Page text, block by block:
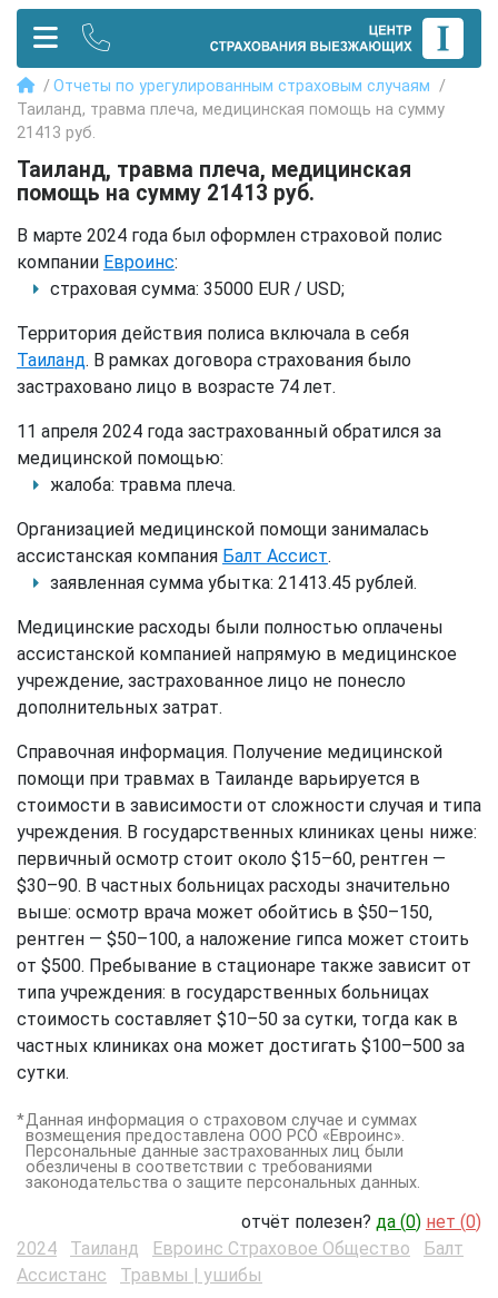
Отчеты по урегулированным страховым случаям
Таиланд, травма плеча, медицинская помощь на сумму
21413 руб.
Таиланд, травма плеча, медицинская
помощь на сумму 21413 руб.
В марте 2024 года был оформлен страховой полис
компании Евроинс:
страховая сумма: 35000 EUR / USD;
Территория действия полиса включала в себя
Таиланд. В рамках договора страхования было
застраховано лицо в возрасте 74 лет.
11 апреля 2024 года застрахованный обратился за
медицинской помощью:
жалоба: травма плеча.
Организацией медицинской помощи занималась
ассистанская компания Балт Ассист.
заявленная сумма убытка: 21413.45 рублей.
Медицинские расходы были полностью оплачены
ассистанской компанией напрямую в медицинское
учреждение, застрахованное лицо не понесло
дополнительных затрат.
Справочная информация. Получение медицинской
помощи при травмах в Таиланде варьируется в
стоимости в зависимости от сложности случая и типа
учреждения. В государственных клиниках цены ниже:
первичный осмотр стоит около $15–60, рентген —
$30–90. В частных больницах расходы значительно
выше: осмотр врача может обойтись в $50–150,
рентген — $50–100, а наложение гипса может стоить
от $500. Пребывание в стационаре также зависит от
типа учреждения: в государственных больницах
стоимость составляет $10–50 за сутки, тогда как в
частных клиниках она может достигать $100–500 за
сутки.
Данная информация о страховом случае и суммах
возмещения предоставлена ООО РСО «Евроинс».
Персональные данные застрахованных лиц были
обезличены в соответствии с требованиями
законодательства о защите персональных данных.
отчёт полезен? да (0) нет (0)
2024
Таиланд Евроинс Страховое Общество
Балт
Ассистанс
Травмы | ушибы